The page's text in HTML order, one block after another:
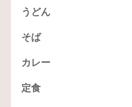
うどん
そば
カレー
定食